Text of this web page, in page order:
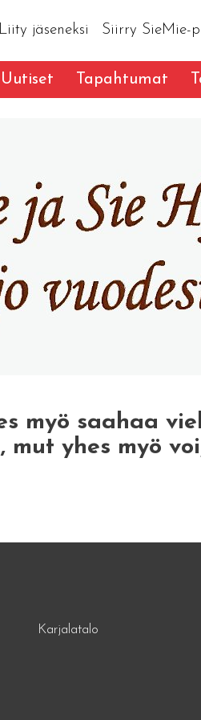
Liity jäseneksi Siirry SieMie-
Uutiset Tapahtumat
myö saahaa
mut yhes myö
Karjalatalo